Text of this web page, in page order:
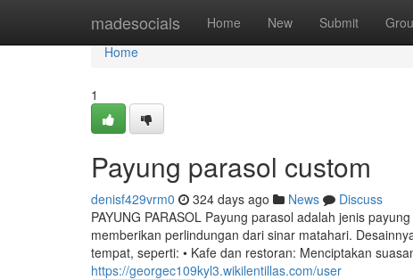
madesocials Home New Submit
Home
Home
1
Payung parasol custom
denisf429vrm0 324 days ago News
Discuss
PAYUNG PARASOL Payung parasol adalah jenis
memberikan perlindungan dari sinar matahari.
tempat, seperti: • Kafe dan restoran: Menciptakan
https://georgec109kyl3.wikilentillas.com/user